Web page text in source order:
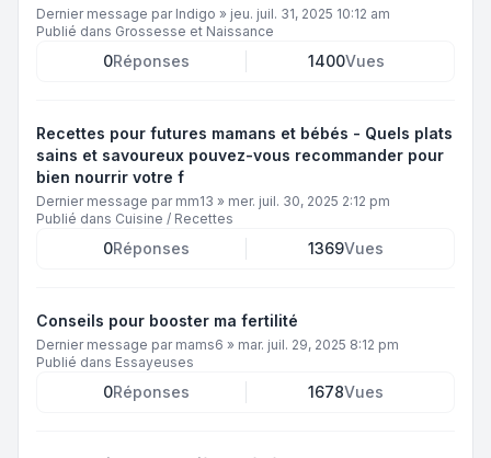
Dernier message par Indigo » jeu. juil. 31, 2025 10:12 am
Publié dans Grossesse et Naissance
0Réponses 1400Vues
Recettes pour futures mamans et bébés - Quels plats
sains et savoureux pouvez-vous recommander pour
bien nourrir votre f
Dernier message par mm13 » mer. juil. 30, 2025 2:12 pm
Publié dans Cuisine / Recettes
0Réponses 1369Vues
Conseils pour booster ma fertilité
Dernier message par mams6 » mar. juil. 29, 2025 8:12 pm
Publié dans Essayeuses
0Réponses 1678Vues